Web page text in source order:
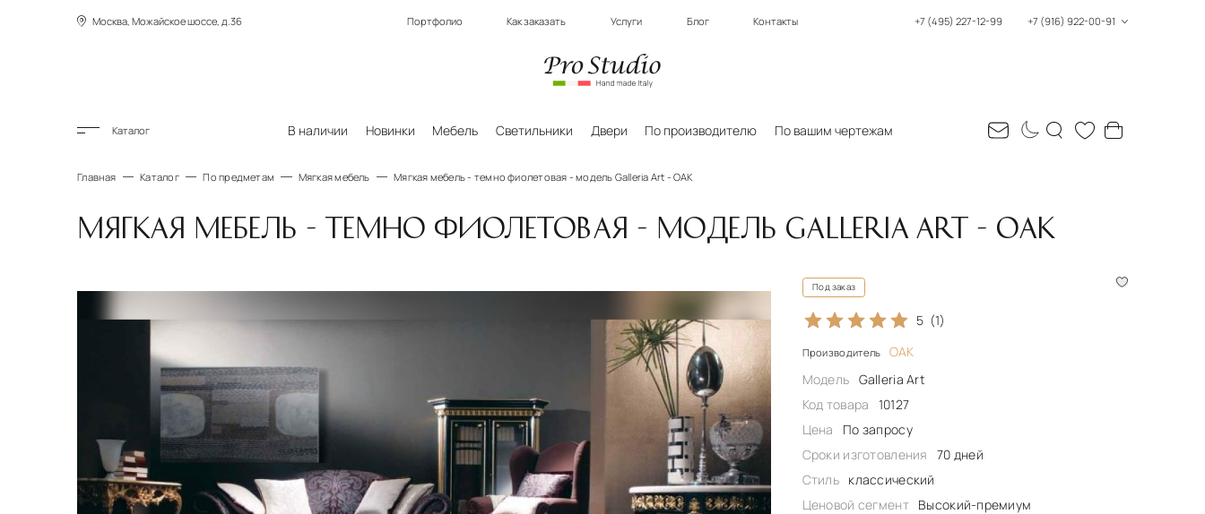
Москва, Можайское шоссе, д.36 Портфолио Как заказать Услуги Блог Контакты +7 (495) 227-12-99 +7 (916) 922-00-91
Каталог В наличии Новинки Мебель Светильники Двери По производителю По вашим чертежам
Главная Каталог По предметам Мягкая мебель Мягкая мебель - темно фиолетовая - модель Galleria Art - OAK
МЯГКАЯ МЕБЕЛЬ - ТЕМНО ФИОЛЕТОВАЯ - МОДЕЛЬ GALLERIA ART - OAK
Под заказ
5 (1)
Производитель
OAK
Модель Galleria Art
Код товара
10127
Цена
По запросу
Сроки изготовления
70 дней
Стиль классический
Ценовой сегмент Высокий-премиум